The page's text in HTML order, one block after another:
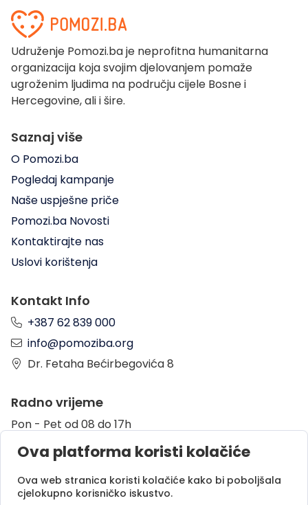
Udruženje Pomozi.ba je neprofitna humanitarna
organizacija koja svojim djelovanjem pomaže
ugroženim ljudima na području cijele Bosne i
Hercegovine, ali i šire.
Saznaj više
O Pomozi.ba
Pogledaj kampanje
Naše uspješne priče
Pomozi.ba Novosti
Kontaktirajte nas
Uslovi korištenja
Kontakt Info
+387 62 839 000
info@pomoziba.org
Dr. Fetaha Bećirbegovića 8
Radno vrijeme
Pon - Pet od 08 do 17h
Sub od 10 do 17h
Nedjelja - neradni dan
Ova platforma koristi kolačiće
Ova web stranica koristi kolačiće kako bi poboljšala
cjelokupno korisničko iskustvo.